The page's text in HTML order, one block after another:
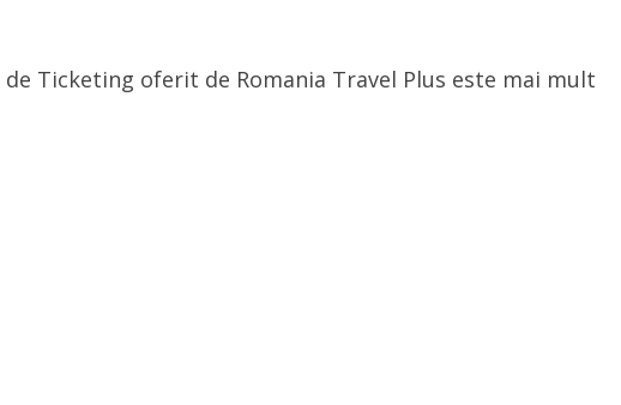
Ticketing oferit de Romania Travel Plus este mai mult